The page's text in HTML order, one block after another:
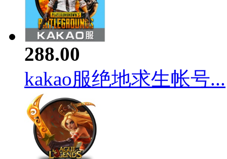
288.00
kakao服绝地求生帐号...